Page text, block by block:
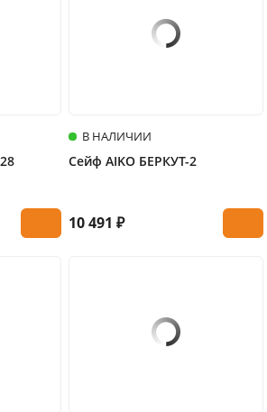
В НАЛИЧИИ
Сейф AIKO БЕРКУТ-2
10 491 ₽